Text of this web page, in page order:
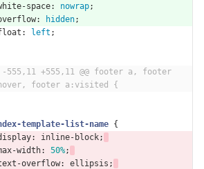
space: nowrap;
: hidden;
: left ;
-555,11 +555,11 @@ footer a, footer
footer a:visited {
template-list-name {
: inline-block;
width: 50%;
overflow: ellipsis ;